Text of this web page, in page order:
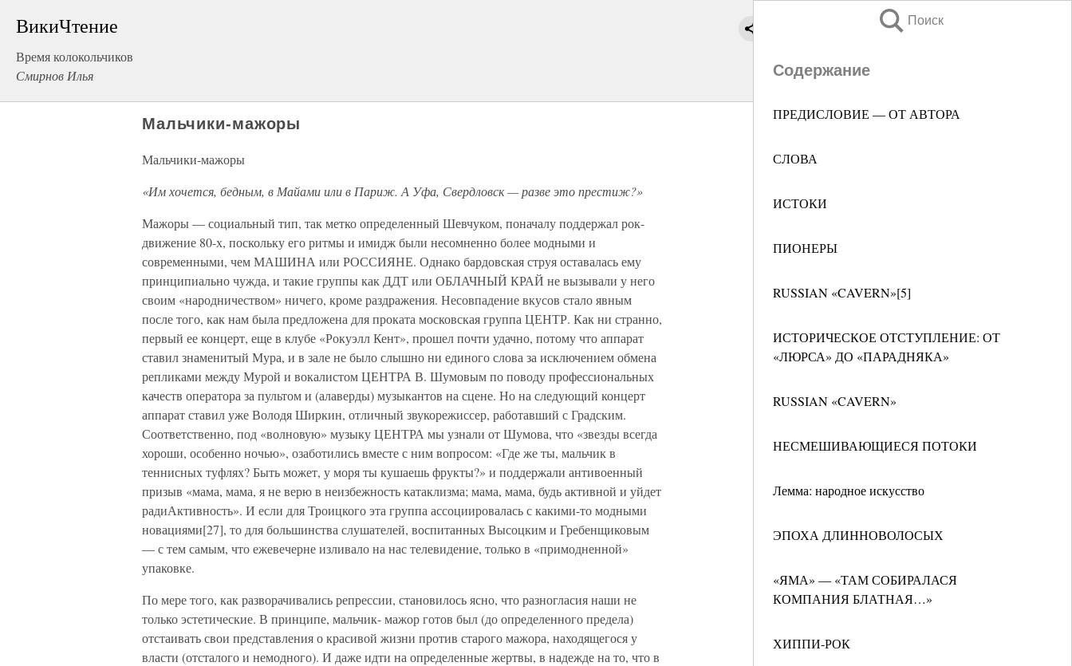
ВикиЧтение
Время колокольчиков
Смирнов Илья
Поиск
Содержание
ПРЕДИСЛОВИЕ — ОТ АВТОРА
СЛОВА
ИСТОКИ
ПИОНЕРЫ
RUSSIAN «CAVERN»[5]
ИСТОРИЧЕСКОЕ ОТСТУПЛЕНИЕ: ОТ
«ЛЮРСА» ДО «ПАРАДНЯКА»
RUSSIAN «CAVERN»
НЕСМЕШИВАЮЩИЕСЯ ПОТОКИ
Лемма: народное искусство
ЭПОХА ДЛИННОВОЛОСЫХ
«ЯМА» — «ТАМ СОБИРАЛАСЯ
КОМПАНИЯ БЛАТНАЯ…»
ХИППИ-РОК
Мальчики-мажоры
Мальчики-мажоры
«Им хочется, бедным, в Майами или в Париж. А Уфа, Свердловск — разве это престиж?»
Мажоры — социальный тип, так метко определенный Шевчуком, поначалу поддержал рок-
движение 80-х, поскольку его ритмы и имидж были несомненно более модными и
современными, чем МАШИНА или РОССИЯНЕ. Однако бардовская струя оставалась ему
принципиально чужда, и такие группы как ДДТ или ОБЛАЧНЫЙ КРАЙ не вызывали у него
своим «народничеством» ничего, кроме раздражения. Несовпадение вкусов стало явным
после того, как нам была предложена для проката московская группа ЦЕНТР. Как ни странно,
первый ее концерт, еще в клубе «Рокуэлл Кент», прошел почти удачно, потому что аппарат
ставил знаменитый Мура, и в зале не было слышно ни единого слова за исключением обмена
репликами между Мурой и вокалистом ЦЕНТРА В. Шумовым по поводу профессиональных
качеств оператора за пультом и (алаверды) музыкантов на сцене. Но на следующий концерт
аппарат ставил уже Володя Ширкин, отличный звукорежиссер, работавший с Градским.
Соответственно, под «волновую» музыку ЦЕНТРА мы узнали от Шумова, что «звезды всегда
хороши, особенно ночью», озаботились вместе с ним вопросом: «Где же ты, мальчик в
теннисных туфлях? Быть может, у моря ты кушаешь фрукты?» и поддержали антивоенный
призыв «мама, мама, я не верю в неизбежность катаклизма; мама, мама, будь активной и уйдет
радиАктивность». И если для Троицкого эта группа ассоциировалась с какими-то модными
новациями[27], то для большинства слушателей, воспитанных Высоцким и Гребенщиковым
— с тем самым, что ежевечерне изливало на нас телевидение, только в «примодненной»
упаковке.
По мере того, как разворачивались репрессии, становилось ясно, что разногласия наши не
только эстетические. В принципе, мальчик- мажор готов был (до определенного предела)
отстаивать свои представления о красивой жизни против старого мажора, находящегося у
власти (отсталого и немодного). И даже идти на определенные жертвы, в надежде на то, что в